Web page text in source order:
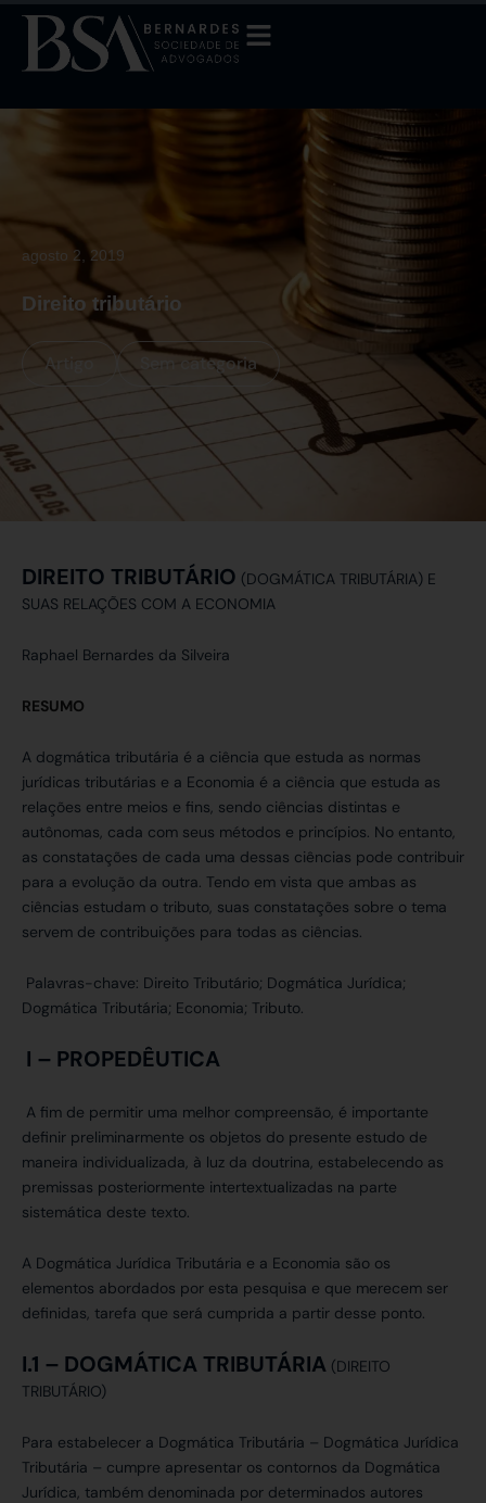
agosto 2, 2019
Direito tributário
Artigo Sem categoria
DIREITO TRIBUTÁRIO (DOGMÁTICA TRIBUTÁRIA) E
SUAS RELAÇÕES COM A ECONOMIA
Raphael Bernardes da Silveira
RESUMO
A dogmática tributária é a ciência que estuda as normas
jurídicas tributárias e a Economia é a ciência que estuda as
relações entre meios e fins, sendo ciências distintas e
autônomas, cada com seus métodos e princípios. No entanto,
as constatações de cada uma dessas ciências pode contribuir
para a evolução da outra. Tendo em vista que ambas as
ciências estudam o tributo, suas constatações sobre o tema
servem de contribuições para todas as ciências.
Palavras-chave: Direito Tributário; Dogmática Jurídica;
Dogmática Tributária; Economia; Tributo.
I – PROPEDÊUTICA
A fim de permitir uma melhor compreensão, é importante
definir preliminarmente os objetos do presente estudo de
maneira individualizada, à luz da doutrina, estabelecendo as
premissas posteriormente intertextualizadas na parte
sistemática deste texto.
A Dogmática Jurídica Tributária e a Economia são os
elementos abordados por esta pesquisa e que merecem ser
definidas, tarefa que será cumprida a partir desse ponto.
I.1 – DOGMÁTICA TRIBUTÁRIA (DIREITO
TRIBUTÁRIO)
Para estabelecer a Dogmática Tributária – Dogmática Jurídica
Tributária – cumpre apresentar os contornos da Dogmática
Jurídica, também denominada por determinados autores